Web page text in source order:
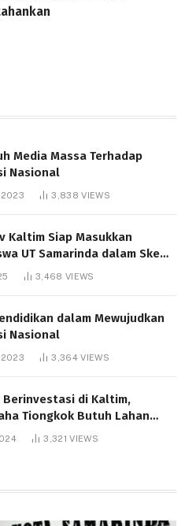
Media Massa Terhadap
Nasional
2023 3,838VIEWS
Kaltim Siap Masukkan
UT Samarinda dalam Skema
Pendidikan Gratispol
3,468 VIEWS
dalam Mewujudkan
Nasional
2023 3,364VIEWS
Berinvestasi di Kaltim,
Tiongkok Butuh Lahan
3,321VIEWS